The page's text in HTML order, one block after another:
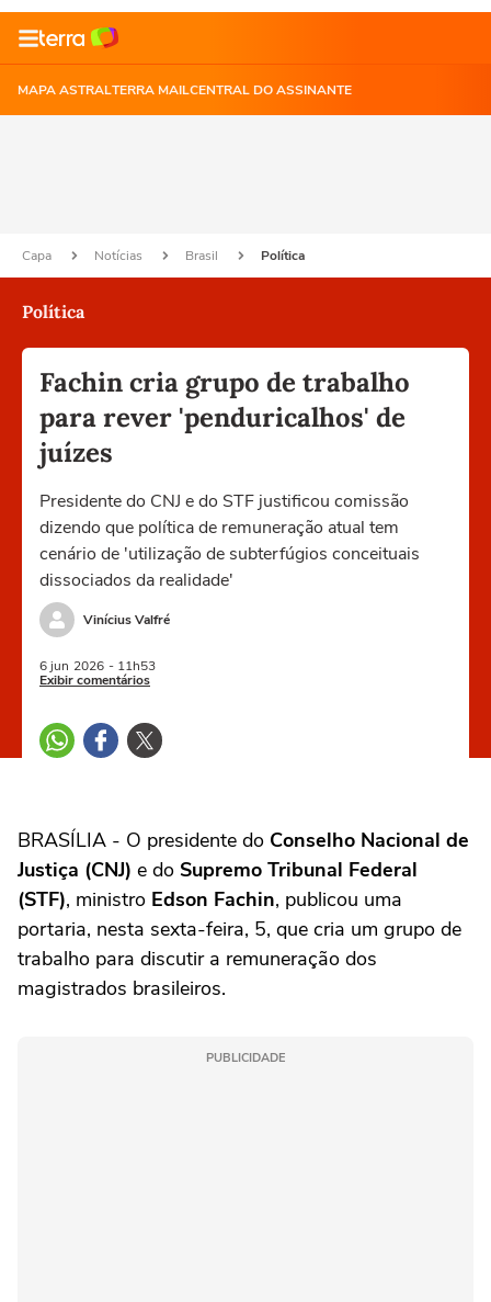
MAPA ASTRALTERRA MAILCENTRAL DO ASSINANTE
Capa Notícias Brasil Política
Política
Fachin cria grupo de trabalho
para rever 'penduricalhos' de
juízes
Presidente do CNJ e do STF justificou comissão
dizendo que política de remuneração atual tem
cenário de 'utilização de subterfúgios conceituais
dissociados da realidade'
Vinícius Valfré
6 jun 2026 - 11h53
Exibir comentários
BRASÍLIA - O presidente do Conselho Nacional de
Justiça (CNJ) e do Supremo Tribunal Federal
(STF), ministro Edson Fachin, publicou uma
portaria, nesta sexta-feira, 5, que cria um grupo de
trabalho para discutir a remuneração dos
magistrados brasileiros.
PUBLICIDADE